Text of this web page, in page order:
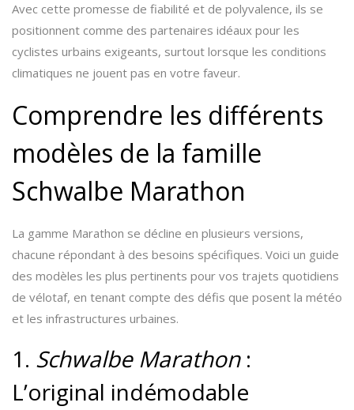
Avec cette promesse de fiabilité et de polyvalence, ils se
positionnent comme des partenaires idéaux pour les
cyclistes urbains exigeants, surtout lorsque les conditions
climatiques ne jouent pas en votre faveur.
Comprendre les différents
modèles de la famille
Schwalbe Marathon
La gamme Marathon se décline en plusieurs versions,
chacune répondant à des besoins spécifiques. Voici un guide
des modèles les plus pertinents pour vos trajets quotidiens
de vélotaf, en tenant compte des défis que posent la météo
et les infrastructures urbaines.
1. Schwalbe Marathon:
L’original indémodable